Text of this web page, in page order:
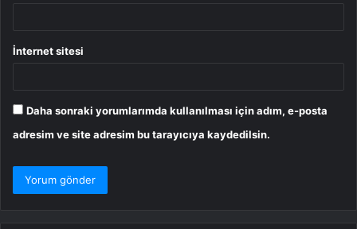
İnternet sitesi
Daha sonraki yorumlarımda kullanılması için adım, e-posta
adresim ve site adresim bu tarayıcıya kaydedilsin.